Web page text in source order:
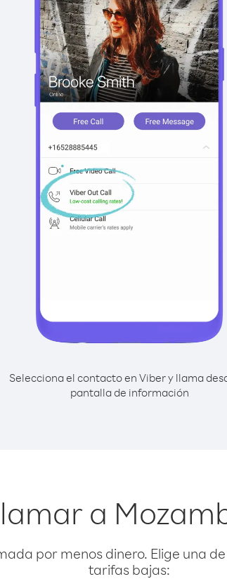
Selecciona el contacto en Viber y llama
pantalla de información
a
por menos dinero. Elige una
tarifas bajas: